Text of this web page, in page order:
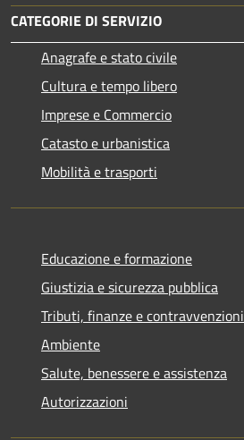
CATEGORIE DI SERVIZIO
Anagrafe e stato civile
Cultura e tempo libero
Imprese e Commercio
Catasto e urbanistica
Mobilità e trasporti
Educazione e formazione
Giustizia e sicurezza pubblica
Tributi, finanze e contravvenzioni
Ambiente
Salute, benessere e assistenza
Autorizzazioni